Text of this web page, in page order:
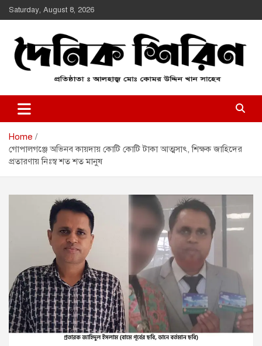
Skip
to
Saturday, August 8, 2026
Daily Shirin
Home
গোপালগঞ্জে অভিনব কায়দায় কোটি কোটি টাকা আত্মসাৎ, শিক্ষক জাহিদের
প্রতারণায় নিঃস্ব শত শত মানুষ